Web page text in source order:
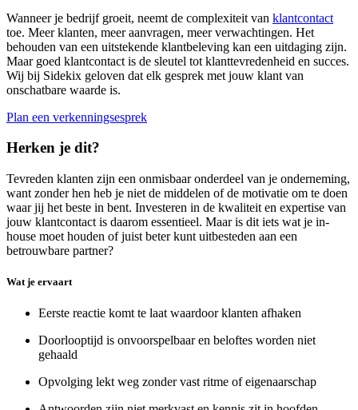
Wanneer je bedrijf groeit, neemt de complexiteit van klantcontact
toe. Meer klanten, meer aanvragen, meer verwachtingen. Het
behouden van een uitstekende klantbeleving kan een uitdaging zijn.
Maar goed klantcontact is de sleutel tot klanttevredenheid en succes.
Wij bij Sidekix geloven dat elk gesprek met jouw klant van
onschatbare waarde is.
Plan een verkenningsesprek
Herken je dit?
Tevreden klanten zijn een onmisbaar onderdeel van je onderneming,
want zonder hen heb je niet de middelen of de motivatie om te doen
waar jij het beste in bent. Investeren in de kwaliteit en expertise van
jouw klantcontact is daarom essentieel. Maar is dit iets wat je in-
house moet houden of juist beter kunt uitbesteden aan een
betrouwbare partner?
Wat je ervaart
Eerste reactie komt te laat waardoor klanten afhaken
Doorlooptijd is onvoorspelbaar en beloftes worden niet
gehaald
Opvolging lekt weg zonder vast ritme of eigenaarschap